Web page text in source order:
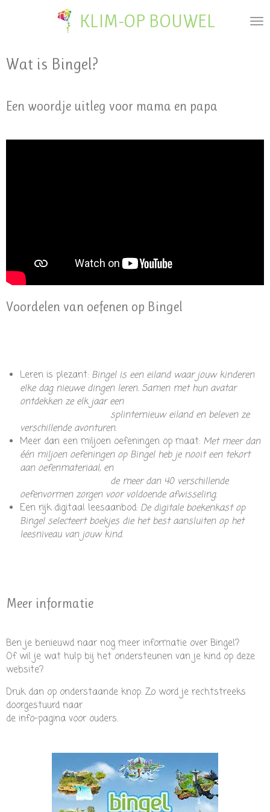
hoofdinhoud
KLIM-OP BOUWEL
Wat is Bingel?
Een woordje uitleg voor mama en papa
Voordelen van oefenen op Bingel
Leren is plezant: Bingel is een eiland waar jouw kinderen
elke dag nieuwe dingen leren. Samen met hun avatar
ontdekken ze elk jaar een
splinternieuw eiland en beleven ze
verschillende avonturen.
Meer dan een miljoen oefeningen op maat: Met meer dan
één miljoen oefeningen op Bingel heb je nooit een tekort
aan oefenmateriaal, en
de meer dan 40 verschillende
oefenvormen zorgen voor voldoende afwisseling.
Een rijk digitaal leesaanbod: De digitale boekenkast op
Bingel selecteert boekjes die het best aansluiten op het
leesniveau van jouw kind.
Meer informatie
Ben je benieuwd naar nog meer informatie over Bingel?
Of wil je wat hulp bij het ondersteunen van je kind op deze
website?
Druk dan op onderstaande knop. Zo word je rechtstreeks
doorgestuurd naar
de info-pagina voor ouders.